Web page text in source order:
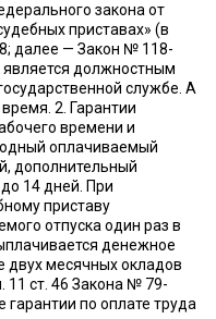
закона от
приставах» (в
далее — Закон № 118-
должностным
службе. А
2. Гарантии
времени и
оплачиваемый
дополнительный
14 дней. При
приставу
отпуска один раз в
денежное
двух месячных окладов
11 ст. 46 Закона № 79-
по оплате труда